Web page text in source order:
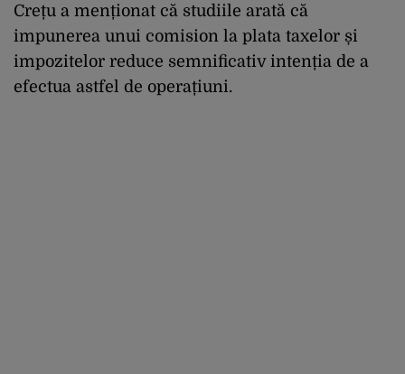
Crețu a menționat că studiile arată că
impunerea unui comision la plata taxelor și
impozitelor reduce semnificativ intenția de a
efectua astfel de operațiuni.